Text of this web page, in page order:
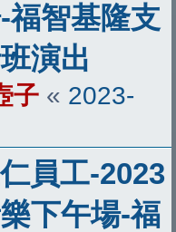
福智基隆支
演出
子 « 2023-
員工-2023
下午場-福